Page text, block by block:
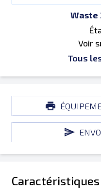
Waste
Voir
Tous
Caractéristiques